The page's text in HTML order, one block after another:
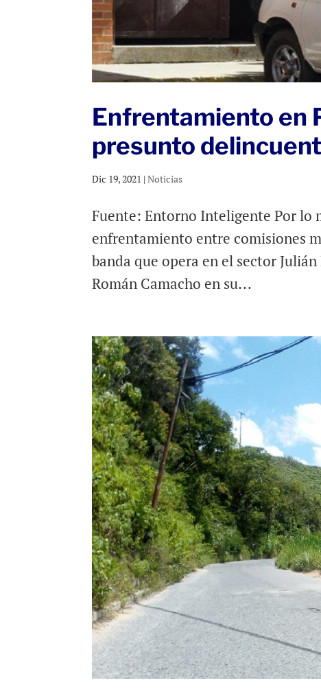
Enfrentamiento en
presunto
Dic 19, 2021 |Noticias
Fuente: Entorno Inteligente Por lo
enfrentamiento entre comisiones
banda que opera en el sector
Román Camacho en su...